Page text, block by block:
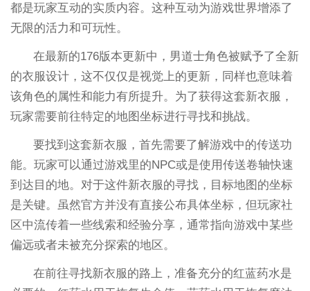
都是玩家互动的实质内容。这种互动为游戏世界增添了
无限的活力和可玩性。
在最新的176版本更新中，男道士角色被赋予了全新
的衣服设计，这不仅仅是视觉上的更新，同样也意味着
该角色的属性和能力有所提升。为了获得这套新衣服，
玩家需要前往特定的地图坐标进行寻找和挑战。
要找到这套新衣服，首先需要了解游戏中的传送功
能。玩家可以通过游戏里的NPC或是使用传送卷轴快速
到达目的地。对于这件新衣服的寻找，目标地图的坐标
是关键。虽然官方并没有直接公布具体坐标，但玩家社
区中流传着一些线索和经验分享，通常指向游戏中某些
偏远或者未被充分探索的地区。
在前往寻找新衣服的路上，准备充分的红蓝药水是